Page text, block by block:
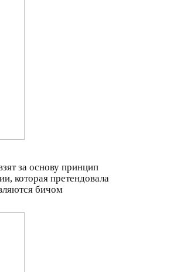
за основу принцип
которая претендовала
бичом